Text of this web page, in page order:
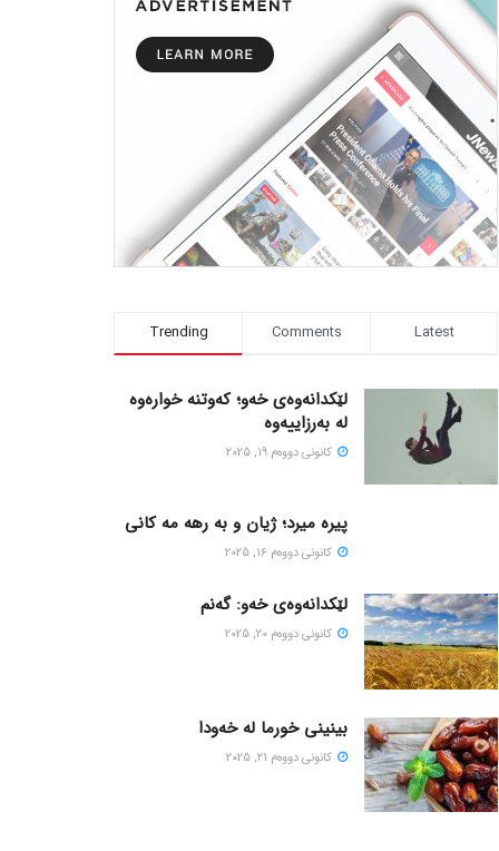
Trending Comments Latest
لێکدانەوەی خەو؛ کەوتنە خوارەوە
لە بەرزاییەوە
كانونی دووه‌م 19, 2025
پیره میرد؛ ژیان و به رهه مه کانی
كانونی دووه‌م 16, 2025
لێکدانەوەی خەو: گەنم
كانونی دووه‌م 20, 2025
بینینی خورما لە خەودا
كانونی دووه‌م 21, 2025